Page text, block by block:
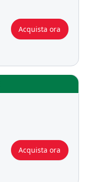
Acquista ora
Acquista ora